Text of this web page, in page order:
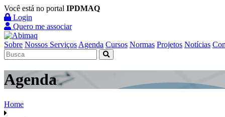
Você está no portal IPDMAQ
Login
Quero me associar
Sobre Nossos Serviços Agenda Cursos Normas Projetos Notícias
Agenda
Home